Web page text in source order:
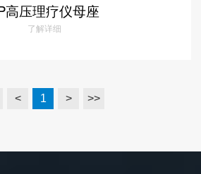
高压理疗仪母座
了解详细
< 1 > >>